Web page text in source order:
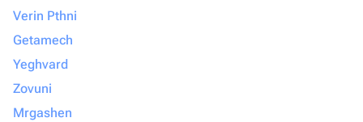
Verin Pthni
Getamech
Yeghvard
Zovuni
Mrgashen